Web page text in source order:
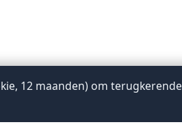
12 maanden) om terugkerende